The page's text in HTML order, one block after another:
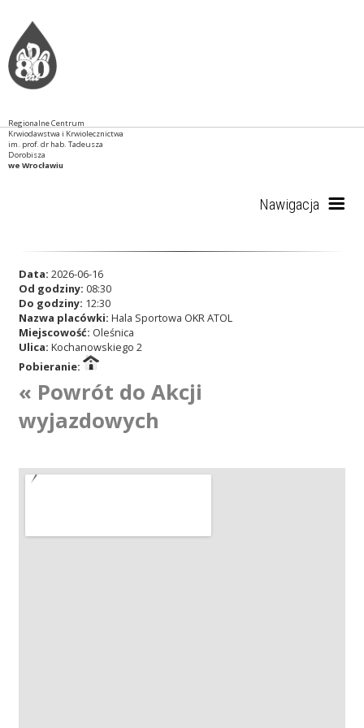
Regionalne Centrum
Krwiodawstwa i Krwiolecznictwa
im. prof. dr hab. Tadeusza
Dorobisza
we Wrocławiu
Nawigacja
RCKiK
Akcje wyjazdowe
Krwiodawcy
Szpitale
Data: 2026-06-16
Od godziny: 08:30
Do godziny: 12:30
Nazwa placówki: Hala Sportowa OKR ATOL
Miejscowość: Oleśnica
Ulica: Kochanowskiego 2
Pobieranie:
« Powrót do Akcji
wyjazdowych